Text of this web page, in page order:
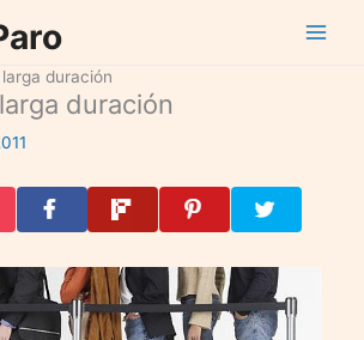
duración
duración